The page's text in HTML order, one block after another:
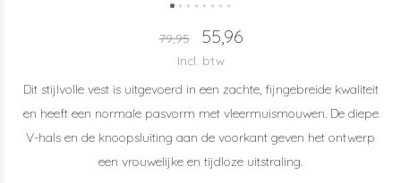
79,95 55,96
Incl. btw
Dit stijlvolle vest is uitgevoerd in een zachte, fijngebreide kwaliteit
en heeft een normale pasvorm met vleermuismouwen. De diepe
V-hals en de knoopsluiting aan de voorkant geven het ontwerp
een vrouwelijke en tijdloze uitstraling.